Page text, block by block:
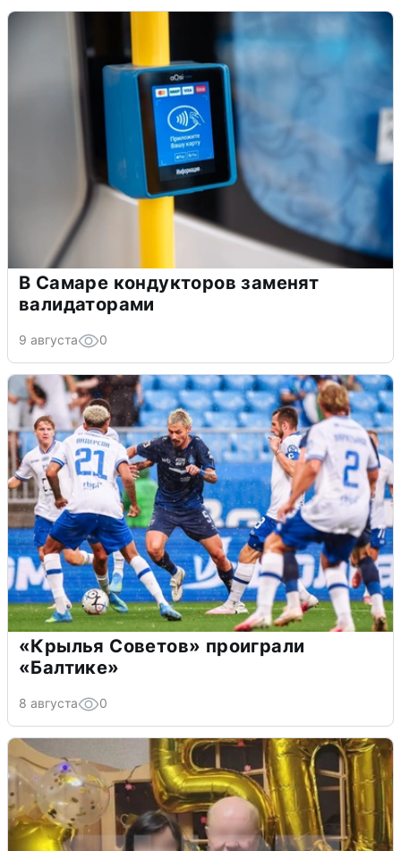
В Самаре кондукторов заменят
валидаторами
9 августа 0
«Крылья Советов» проиграли
«Балтике»
8 августа 0